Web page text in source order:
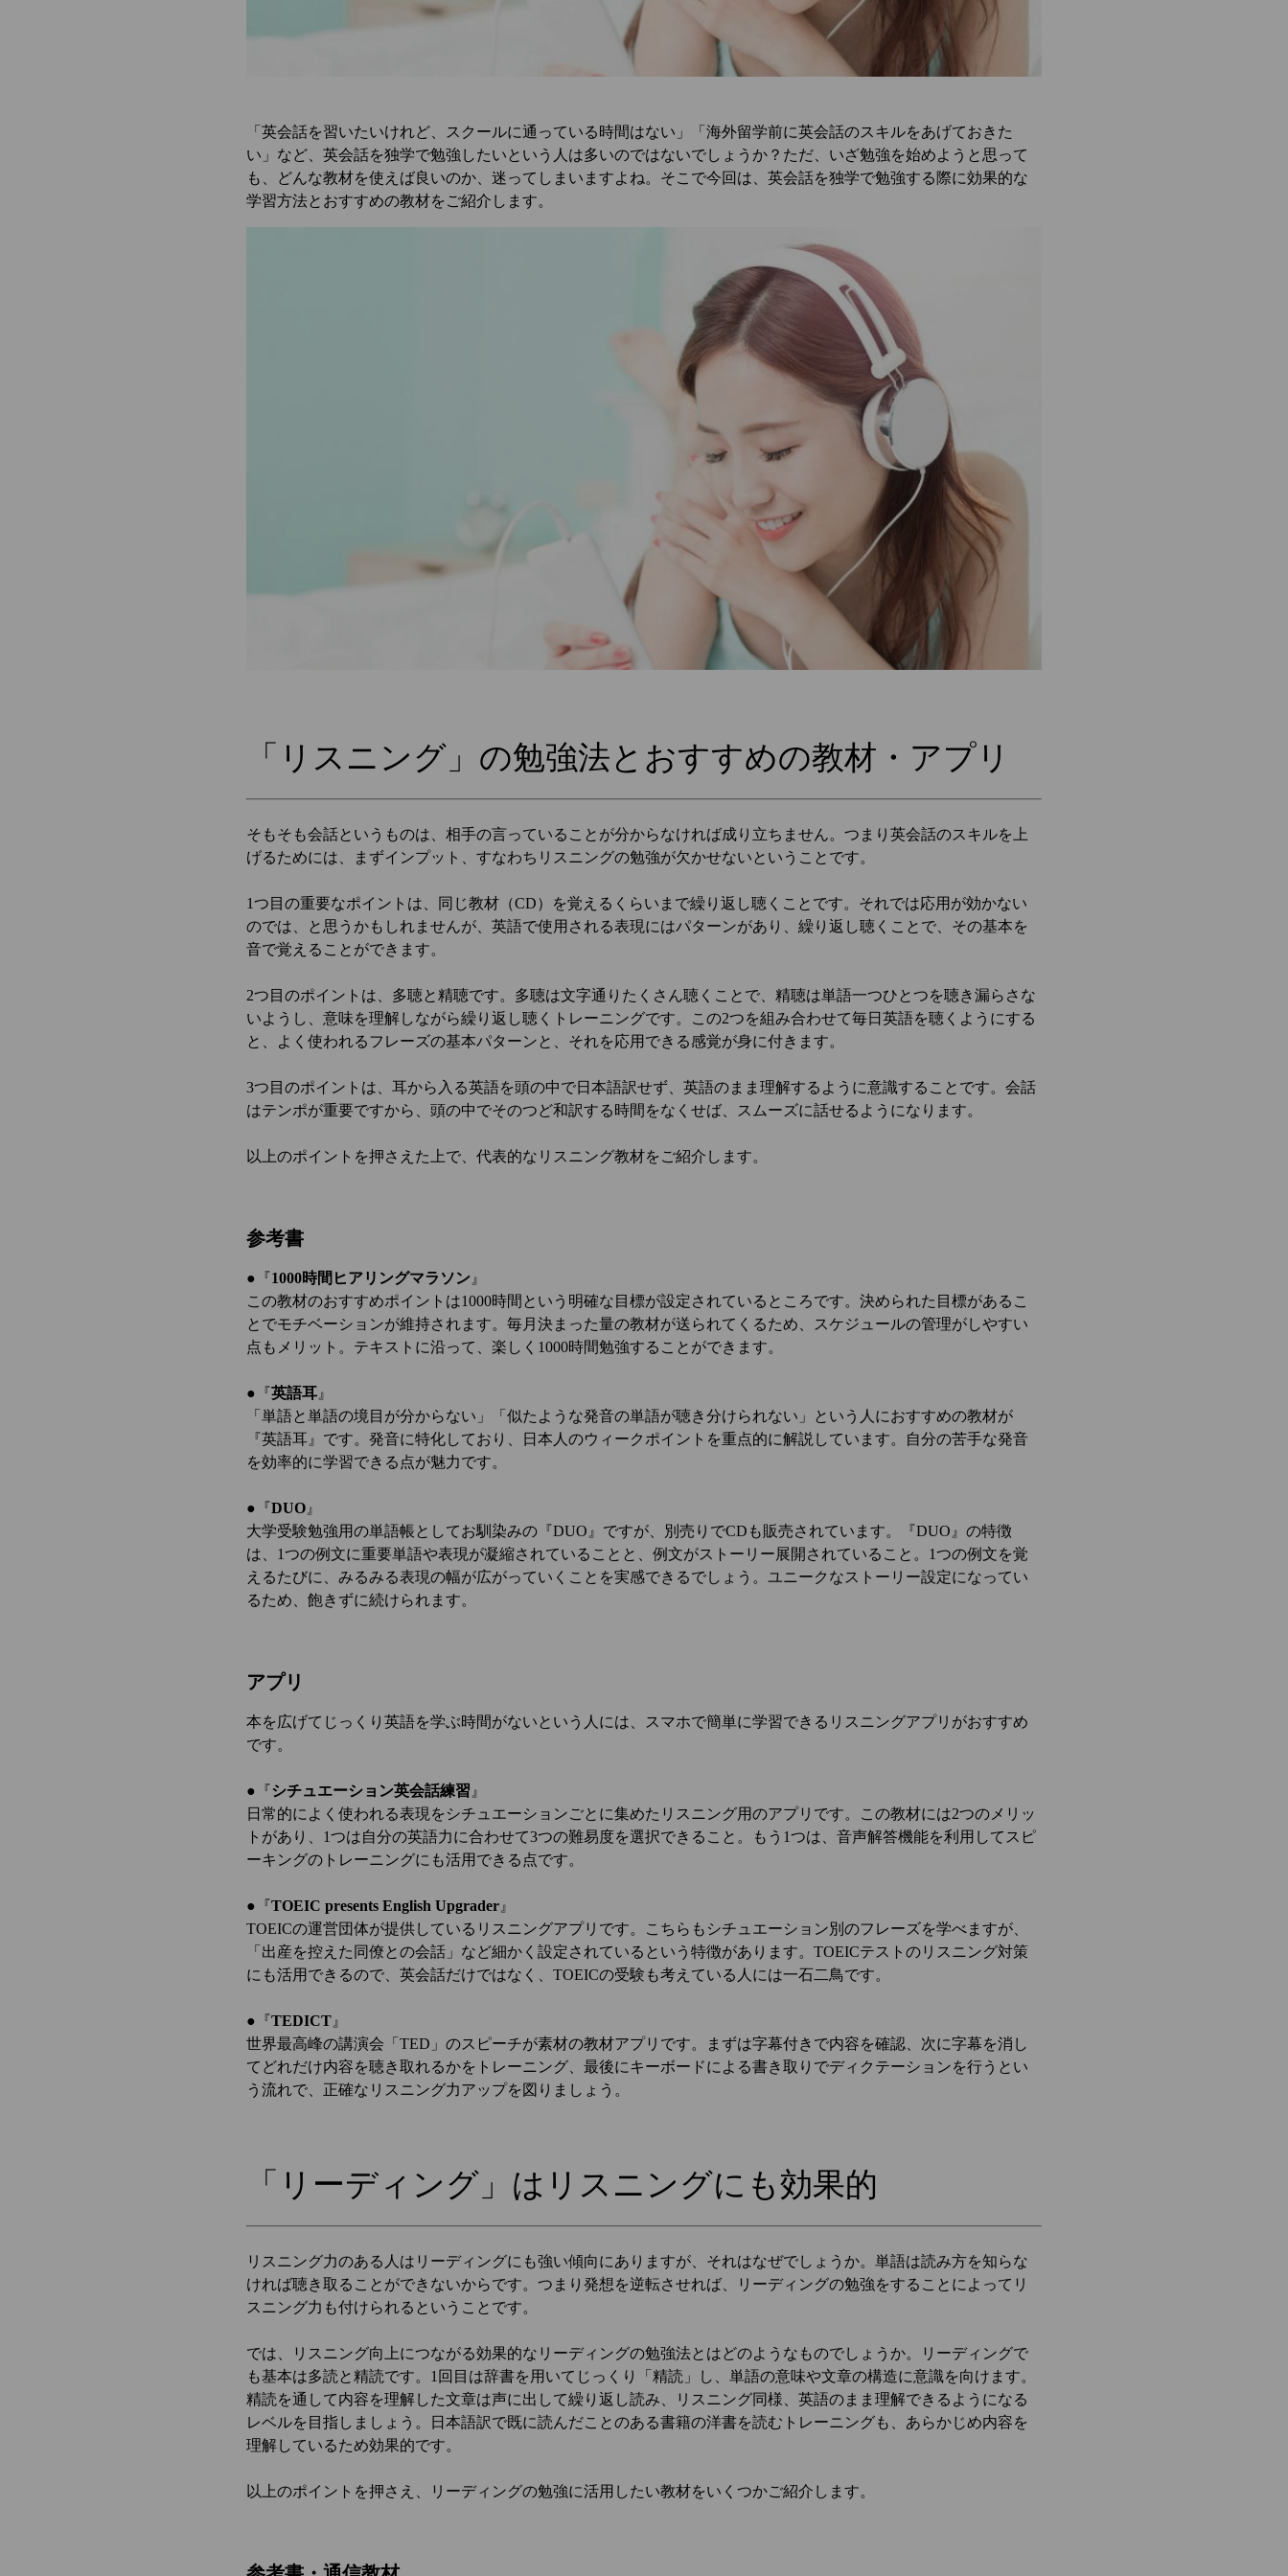
「英会話を習いたいけれど、スクールに通っている時間はない」「海外留学前に英会話のスキルをあげておきた
い」など、英会話を独学で勉強したいという人は多いのではないでしょうか？ただ、いざ勉強を始めようと思って
も、どんな教材を使えば良いのか、迷ってしまいますよね。そこで今回は、英会話を独学で勉強する際に効果的な
学習方法とおすすめの教材をご紹介します。
「リスニング」の勉強法とおすすめの教材・アプリ
そもそも会話というものは、相手の言っていることが分からなければ成り立ちません。つまり英会話のスキルを上
げるためには、まずインプット、すなわちリスニングの勉強が欠かせないということです。
1つ目の重要なポイントは、同じ教材（CD）を覚えるくらいまで繰り返し聴くことです。それでは応用が効かない
のでは、と思うかもしれませんが、英語で使用される表現にはパターンがあり、繰り返し聴くことで、その基本を
音で覚えることができます。
2つ目のポイントは、多聴と精聴です。多聴は文字通りたくさん聴くことで、精聴は単語一つひとつを聴き漏らさな
いようし、意味を理解しながら繰り返し聴くトレーニングです。この2つを組み合わせて毎日英語を聴くようにする
と、よく使われるフレーズの基本パターンと、それを応用できる感覚が身に付きます。
3つ目のポイントは、耳から入る英語を頭の中で日本語訳せず、英語のまま理解するように意識することです。会話
はテンポが重要ですから、頭の中でそのつど和訳する時間をなくせば、スムーズに話せるようになります。
以上のポイントを押さえた上で、代表的なリスニング教材をご紹介します。
参考書
●『1000時間ヒアリングマラソン 』
この教材のおすすめポイントは1000時間という明確な目標が設定されているところです。決められた目標があるこ
とでモチベーションが維持されます。毎月決まった量の教材が送られてくるため、スケジュールの管理がしやすい
点もメリット。テキストに沿って、楽しく1000時間勉強することができます。
●『英語耳 』
「単語と単語の境目が分からない」「似たような発音の単語が聴き分けられない」という人におすすめの教材が
『英語耳』です。発音に特化しており、日本人のウィークポイントを重点的に解説しています。自分の苦手な発音
を効率的に学習できる点が魅力です。
●『DUO 』
大学受験勉強用の単語帳としてお馴染みの『DUO』ですが、別売りでCDも販売されています。『DUO』の特徴
は、1つの例文に重要単語や表現が凝縮されていることと、例文がストーリー展開されていること。1つの例文を覚
えるたびに、みるみる表現の幅が広がっていくことを実感できるでしょう。ユニークなストーリー設定になってい
るため、飽きずに続けられます。
アプリ
本を広げてじっくり英語を学ぶ時間がないという人には、スマホで簡単に学習できるリスニングアプリがおすすめ
です。
●『シチュエーション英会話練習 』
日常的によく使われる表現をシチュエーションごとに集めたリスニング用のアプリです。この教材には2つのメリッ
トがあり、1つは自分の英語力に合わせて3つの難易度を選択できること。もう1つは、音声解答機能を利用してスピ
ーキングのトレーニングにも活用できる点です。
●『TOEIC presents English Upgrader 』
TOEICの運営団体が提供しているリスニングアプリです。こちらもシチュエーション別のフレーズを学べますが、
「出産を控えた同僚との会話」など細かく設定されているという特徴があります。TOEICテストのリスニング対策
にも活用できるので、英会話だけではなく、TOEICの受験も考えている人には一石二鳥です。
●『TEDICT 』
世界最高峰の講演会「TED」のスピーチが素材の教材アプリです。まずは字幕付きで内容を確認、次に字幕を消し
てどれだけ内容を聴き取れるかをトレーニング、最後にキーボードによる書き取りでディクテーションを行うとい
う流れで、正確なリスニング力アップを図りましょう。
「リーディング」はリスニングにも効果的
リスニング力のある人はリーディングにも強い傾向にありますが、それはなぜでしょうか。単語は読み方を知らな
ければ聴き取ることができないからです。つまり発想を逆転させれば、リーディングの勉強をすることによってリ
スニング力も付けられるということです。
では、リスニング向上につながる効果的なリーディングの勉強法とはどのようなものでしょうか。リーディングで
も基本は多読と精読です。1回目は辞書を用いてじっくり「精読」し、単語の意味や文章の構造に意識を向けます。
精読を通して内容を理解した文章は声に出して繰り返し読み、リスニング同様、英語のまま理解できるようになる
レベルを目指しましょう。日本語訳で既に読んだことのある書籍の洋書を読むトレーニングも、あらかじめ内容を
理解しているため効果的です。
以上のポイントを押さえ、リーディングの勉強に活用したい教材をいくつかご紹介します。